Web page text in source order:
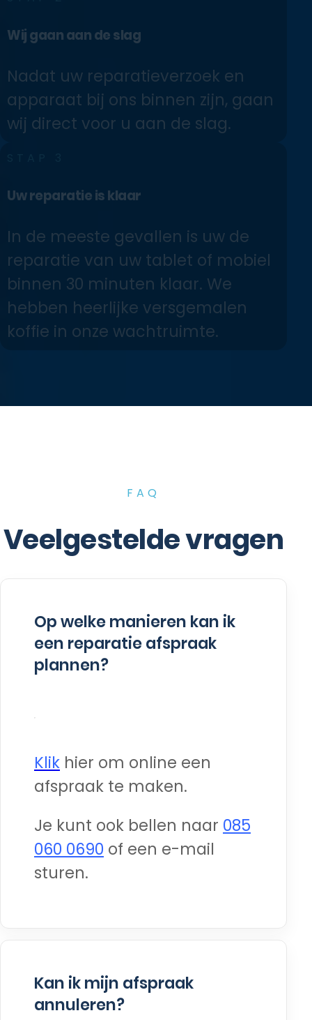
Wij gaan aan de slag
Nadat uw reparatieverzoek en
apparaat bij ons binnen zijn, gaan
wij direct voor u aan de slag.
Uw reparatie is klaar
In de meeste gevallen is uw de
reparatie van uw tablet of mobiel
binnen 30 minuten klaar. We
hebben heerlijke versgemalen
koffie in onze wachtruimte.
FAQ
Veelgestelde vragen
Op welke manieren kan ik
een reparatie afspraak
plannen?
Klik hier om online een
afspraak te maken.
Je kunt ook bellen naar 085
060 0690 of een e-mail
sturen.
Kan ik mijn afspraak
annuleren?